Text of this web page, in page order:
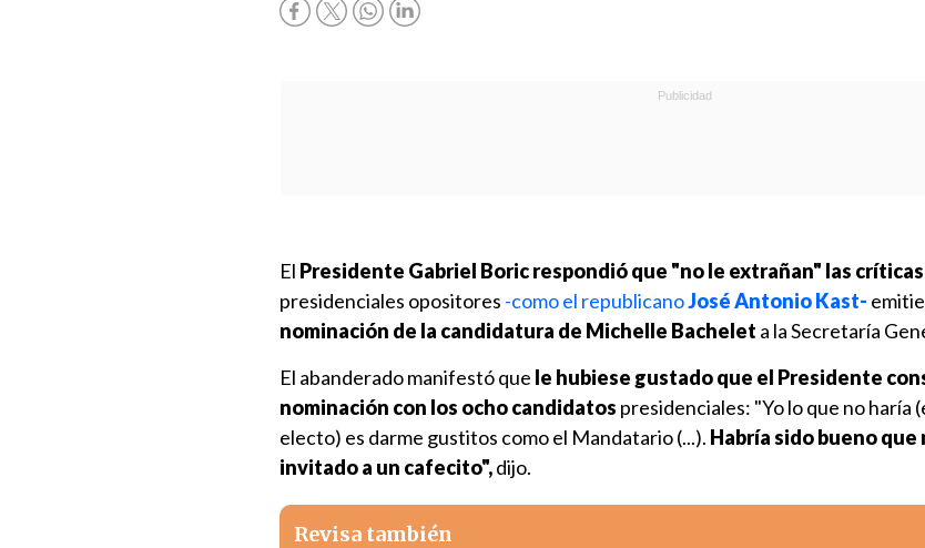
El Presidente Gabriel Boric respondió que "no le extrañan" las críticas
presidenciales opositores -como el republicanoJosé Antonio Kast-
nominación de la candidatura de Michelle Bachelet a la Secretaría
El abanderado manifestó que le hubiese gustado que el Presidente
nominación con los ocho candidatos presidenciales: "Yo lo que no haría
electo) es darme gustitos como el Mandatario (...). Habría sido bueno que
invitado a un cafecito",dijo.
Revisa también